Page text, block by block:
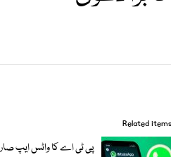
Related items
پی ٹی اے کا واٹس ایپ